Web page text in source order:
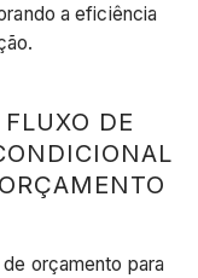
a eficiência
DE
orçamento para